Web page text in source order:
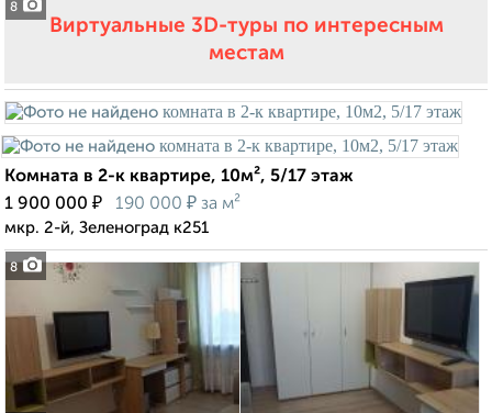
8
Виртуальные 3D-туры по интересным
местам
8
Комната в 2-к квартире, 10м², 5/17 этаж
1 900 000 ₽ 190 000 ₽ за м²
мкр. 2-й, Зеленоград к251